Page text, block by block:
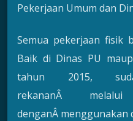
Pekerjaan Umum dan
Semua pekerjaan fisik
Baik di Dinas PU
tahun 2015,
rekananÂ
denganÂ menggunakan